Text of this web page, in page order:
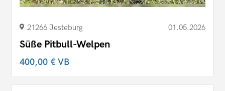
21266 Jesteburg 01.05.2026
Süße Pitbull-Welpen
400,00 €VB